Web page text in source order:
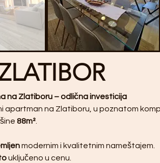
na Zlatiboru – odlična investicija
apartman na Zlatiboru, u poznatom
88m²
modernim i kvalitetnim nameštajem.
uključeno u cenu.